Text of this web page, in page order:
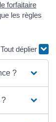
forfaitaire
les règles
Tout déplier
?
?